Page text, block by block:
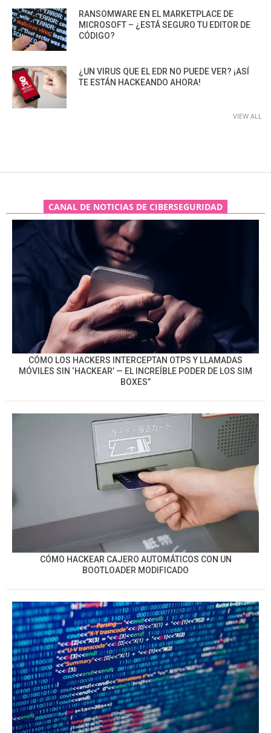
RANSOMWARE EN EL MARKETPLACE DE
MICROSOFT – ¿ESTÁ SEGURO TU EDITOR DE
CÓDIGO?
¿UN VIRUS QUE EL EDR NO PUEDE VER? ¡ASÍ
TE ESTÁN HACKEANDO AHORA!
VIEW ALL
CANAL DE NOTICIAS DE CIBERSEGURIDAD
CÓMO LOS HACKERS INTERCEPTAN OTPS Y LLAMADAS
MÓVILES SIN ‘HACKEAR’ — EL INCREÍBLE PODER DE LOS SIM
BOXES”
CÓMO HACKEAR CAJERO AUTOMÁTICOS CON UN
BOOTLOADER MODIFICADO